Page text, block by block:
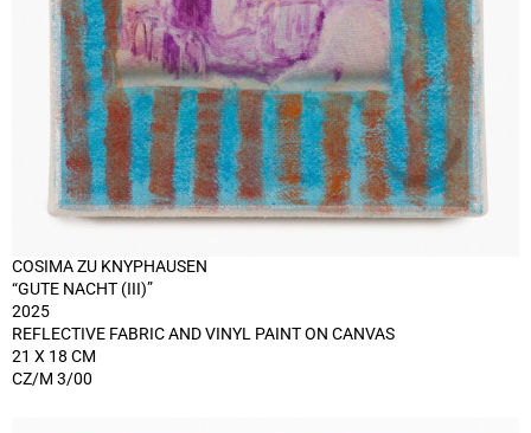
COSIMA ZU KNYPHAUSEN
“GUTE NACHT (III)”
2025
REFLECTIVE FABRIC AND VINYL PAINT ON CANVAS
21 X 18 CM
CZ/M 3/00